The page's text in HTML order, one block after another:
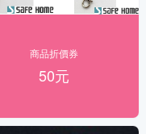
商品折價券
50元